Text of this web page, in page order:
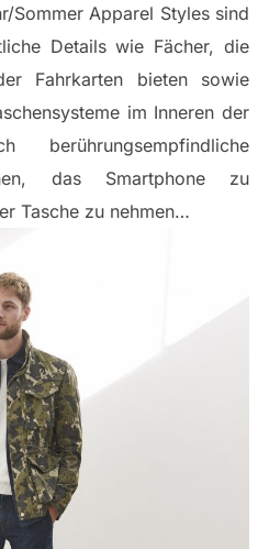
Sommer Apparel Styles sind
Details wie Fächer, die
Fahrkarten bieten sowie
im Inneren der
das Smartphone zu
Tasche zu nehmen…